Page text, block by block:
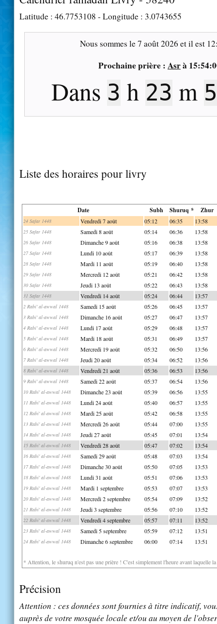
Latitude : 46.7753108 - Longitude : 3.0743655
Nous sommes le7 août 2026 et il est
Prochaine prière : Asrà
Dans 3 h 23 m
Liste des horaires pour livry
Date Subh Shuruq * Zhur
24 Safar 1448 Vendredi 7 août 05:12 06:35 13:58
25 Safar 1448 Samedi 8 août 05:14 06:36 13:58
26 Safar 1448 Dimanche 9 août 05:16 06:38 13:58
27 Safar 1448 Lundi 10 août 05:17 06:39 13:58
28 Safar 1448 Mardi 11 août 05:19 06:40 13:58
29 Safar 1448 Mercredi 12 août 05:21 06:42 13:58
30 Safar 1448 Jeudi 13 août 05:22 06:43 13:58
31 Safar 1448 Vendredi 14 août 05:24 06:44 13:57
2 Rabi' al-awwal 1448 Samedi 15 août 05:26 06:45 13:57
3 Rabi' al-awwal 1448 Dimanche 16 août 05:27 06:47 13:57
4 Rabi' al-awwal 1448 Lundi 17 août 05:29 06:48 13:57
5 Rabi' al-awwal 1448 Mardi 18 août 05:31 06:49 13:57
6 Rabi' al-awwal 1448 Mercredi 19 août 05:32 06:50 13:56
7 Rabi' al-awwal 1448 Jeudi 20 août 05:34 06:52 13:56
8 Rabi' al-awwal 1448 Vendredi 21 août 05:36 06:53 13:56
9 Rabi' al-awwal 1448 Samedi 22 août 05:37 06:54 13:56
10 Rabi' al-awwal 1448 Dimanche 23 août 05:39 06:56 13:55
11 Rabi' al-awwal 1448 Lundi 24 août 05:40 06:57 13:55
12 Rabi' al-awwal 1448 Mardi 25 août 05:42 06:58 13:55
13 Rabi' al-awwal 1448 Mercredi 26 août 05:44 07:00 13:55
14 Rabi' al-awwal 1448 Jeudi 27 août 05:45 07:01 13:54
15 Rabi' al-awwal 1448 Vendredi 28 août 05:47 07:02 13:54
16 Rabi' al-awwal 1448 Samedi 29 août 05:48 07:03 13:54
17 Rabi' al-awwal 1448 Dimanche 30 août 05:50 07:05 13:53
18 Rabi' al-awwal 1448 Lundi 31 août 05:51 07:06 13:53
19 Rabi' al-awwal 1448 Mardi 1 septembre 05:53 07:07 13:53
20 Rabi' al-awwal 1448 Mercredi 2 septembre 05:54 07:09 13:52
21 Rabi' al-awwal 1448 Jeudi 3 septembre 05:56 07:10 13:52
22 Rabi' al-awwal 1448 Vendredi 4 septembre 05:57 07:11 13:52
23 Rabi' al-awwal 1448 Samedi 5 septembre 05:59 07:12 13:51
24 Rabi' al-awwal 1448 Dimanche 6 septembre 06:00 07:14 13:51
* Attention, le shuruq n'est pas une prière ! C'est simplement l'heure avant laquelle
Précision
Attention : ces données sont fournies à titre indicatif,
auprès de votre mosquée locale et/ou au moyen de